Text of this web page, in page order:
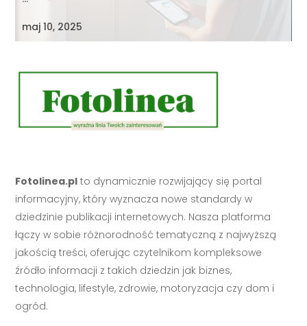
maj 10, 2025
Fotolinea.pl to dynamicznie rozwijający się portal
informacyjny, który wyznacza nowe standardy w
dziedzinie publikacji internetowych. Nasza platforma
łączy w sobie różnorodność tematyczną z najwyższą
jakością treści, oferując czytelnikom kompleksowe
źródło informacji z takich dziedzin jak biznes,
technologia, lifestyle, zdrowie, motoryzacja czy dom i
ogród.